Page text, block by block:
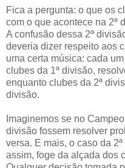
Fica a pergunta: o que os
com o que acontece na 2ª
A confusão dessa 2ª
deveria dizer respeito aos
uma certa música: cada
clubes da 1ª divisão,
enquanto clubes da 2ª
divisão.
Imaginemos se no
divisão fossem resolver
versa. E mais, o caso da
assim, foge da alçada dos